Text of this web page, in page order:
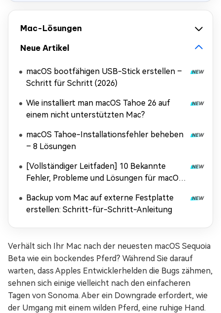
Mac-Lösungen
Neue Artikel
macOS bootfähigen USB-Stick erstellen –
Schritt für Schritt (2026)
Wie installiert man macOS Tahoe 26 auf
einem nicht unterstützten Mac?
macOS Tahoe-Installationsfehler beheben
– 8 Lösungen
[Vollständiger Leitfaden] 10 Bekannte
Fehler, Probleme und Lösungen für macOS
Backup vom Mac auf externe Festplatte
erstellen: Schritt-für-Schritt-Anleitung
Verhält sich Ihr Mac nach der neuesten macOS Sequoia
Beta wie ein bockendes Pferd? Während Sie darauf
warten, dass Apples Entwicklerhelden die Bugs zähmen,
sehnen sich einige vielleicht nach den einfacheren
Tagen von Sonoma. Aber ein Downgrade erfordert, wie
der Umgang mit einem wilden Pferd, eine ruhige Hand.